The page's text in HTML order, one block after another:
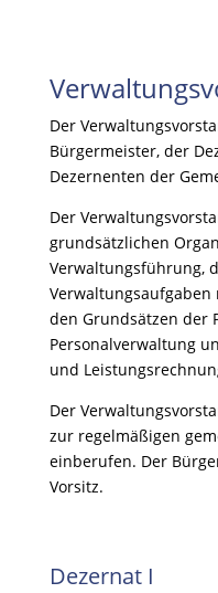
Der
Bürgermeister, der
Dezernenten der
Der
grundsätzlichen
Verwaltungsführung,
den Grundsätzen der
Personalverwaltung
und
Der
zur regelmäßigen
einberufen. Der
Vorsitz.
Dezernat I